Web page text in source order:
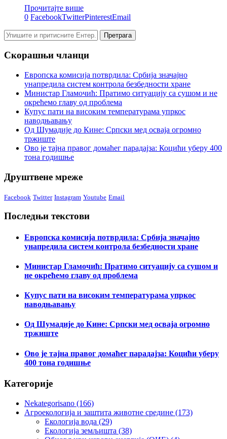
Прочитајте више
0 FacebookTwitterPinterestEmail
Скорашњи чланци
Европска комисија потврдила: Србија значајно
унапредила систем контрола безбедности хране
Министар Гламочић: Пратимо ситуацију са сушом и не
окрећемо главу од проблема
Купус пати на високим температурама упркос
наводњавању
Од Шумадије до Кине: Српски мед осваја огромно
тржиште
Ово је тајна правог домаћег парадајза: Коцићи уберу 400
тона годишње
Друштвене мреже
Facebook Twitter Instagram Youtube Email
Последњи текстови
Европска комисија потврдила: Србија значајно
унапредила систем контрола безбедности хране
Министар Гламочић: Пратимо ситуацију са сушом и
не окрећемо главу од проблема
Купус пати на високим температурама упркос
наводњавању
Од Шумадије до Кине: Српски мед осваја огромно
тржиште
Ово је тајна правог домаћег парадајза: Коцићи уберу
400 тона годишње
Категорије
Nekategorisano (166)
Агроекологија и заштита животне средине (173)
Екологија вода (29)
Екологија земљишта (38)